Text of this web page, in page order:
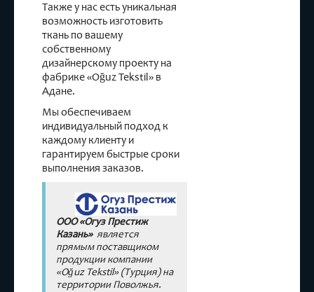
Также у нас есть уникальная
возможность изготовить
ткань по вашему
собственному
дизайнерскому проекту на
фабрике «Oğuz Tekstil» в
Адане.
Мы обеспечиваем
индивидуальный подход к
каждому клиенту и
гарантируем быстрые сроки
выполнения заказов.
ООО «Огуз Престиж
Казань»является
прямым поставщиком
продукции компании
«Oğuz Tekstil» (Турция) на
территории Поволжья.